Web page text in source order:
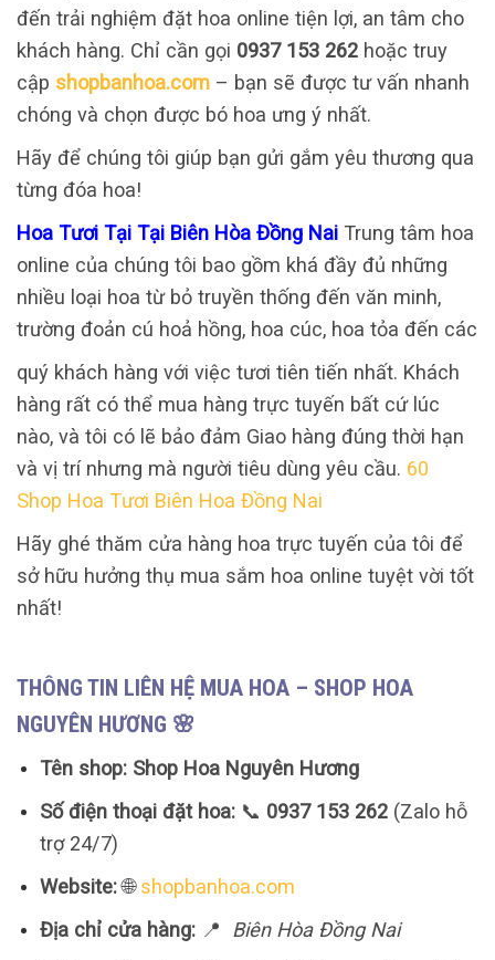
đến trải nghiệm đặt hoa online tiện lợi, an tâm cho
khách hàng. Chỉ cần gọi 0937 153 262 hoặc truy
cập shopbanhoa.com – bạn sẽ được tư vấn nhanh
chóng và chọn được bó hoa ưng ý nhất.
Hãy để chúng tôi giúp bạn gửi gắm yêu thương qua
từng đóa hoa!
Hoa Tươi Tại Tại Biên Hòa Đồng Nai Trung tâm hoa
online của chúng tôi bao gồm khá đầy đủ những
nhiều loại hoa từ bỏ truyền thống đến văn minh,
trường đoản cú hoả hồng, hoa cúc, hoa tỏa đến các
quý khách hàng với việc tươi tiên tiến nhất. Khách
hàng rất có thể mua hàng trực tuyến bất cứ lúc
nào, và tôi có lẽ bảo đảm Giao hàng đúng thời hạn
và vị trí nhưng mà người tiêu dùng yêu cầu. 60
Shop Hoa Tươi Biên Hoa Đồng Nai
Hãy ghé thăm cửa hàng hoa trực tuyến của tôi để
sở hữu hưởng thụ mua sắm hoa online tuyệt vời tốt
nhất!
THÔNG TIN LIÊN HỆ MUA HOA – SHOP HOA
NGUYÊN HƯƠNG 🌸
Tên shop: Shop Hoa Nguyên Hương
Số điện thoại đặt hoa:📞 0937 153 262(Zalo hỗ
trợ 24/7)
Website:🌐shopbanhoa.com
Địa chỉ cửa hàng:📍
Biên Hòa Đồng Nai